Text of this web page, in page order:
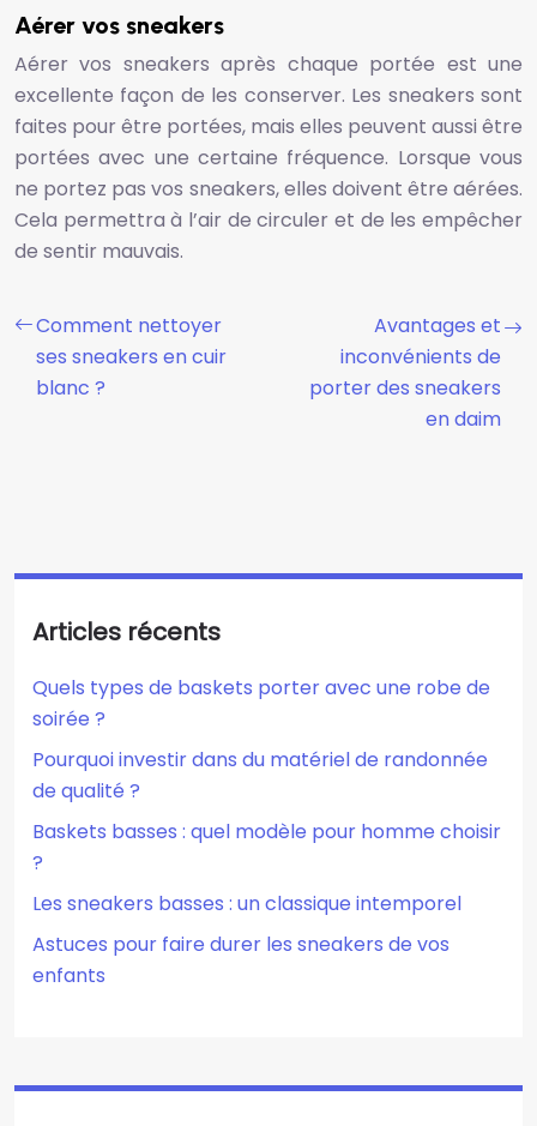
Aérer vos sneakers
Aérer vos sneakers après chaque portée est une
excellente façon de les conserver. Les sneakers sont
faites pour être portées, mais elles peuvent aussi être
portées avec une certaine fréquence. Lorsque vous
ne portez pas vos sneakers, elles doivent être aérées.
Cela permettra à l’air de circuler et de les empêcher
de sentir mauvais.
Comment nettoyer
ses sneakers en cuir
blanc ?
Avantages et
inconvénients de
porter des sneakers
en daim
Articles récents
Quels types de baskets porter avec une robe de
soirée ?
Pourquoi investir dans du matériel de randonnée
de qualité ?
Baskets basses : quel modèle pour homme choisir
?
Les sneakers basses : un classique intemporel
Astuces pour faire durer les sneakers de vos
enfants